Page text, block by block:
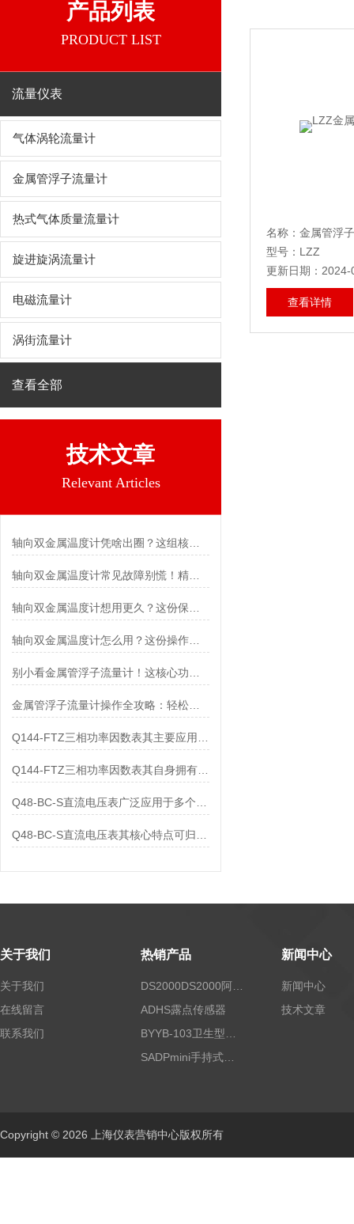
产品列表
PRODUCT LIST
流量仪表
气体涡轮流量计
金属管浮子流量计
热式气体质量流量计
旋进旋涡流量计
电磁流量计
涡街流量计
查看全部
技术文章
Relevant Articles
轴向双金属温度计凭啥出圈？这组核心特点给出了答案
轴向双金属温度计常见故障别慌！精准定位，轻松搞定难题
轴向双金属温度计怎么用？这份操作指南，新手也能快速拿捏！
金属管浮子流量计操作全攻略：轻松拿捏，精准掌控每一步！
Q144-FTZ三相功率因数表其自身拥有怎样的功能呢？
名称：金属管浮
型号：LZZ
更新日期：2024-
查看详情
关于我们
关于我们
在线留言
联系我们
热销产品
ADHS露点传感器
新闻中心
新闻中心
技术文章
Copyright © 2026 上海仪表营销中心版权所有